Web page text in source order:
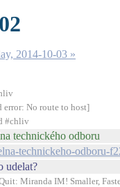
2014-10-03 »
No route to host]
#chliv
technického odboru
technickeho-odboru-
udelat?
Miranda IM! Smaller,